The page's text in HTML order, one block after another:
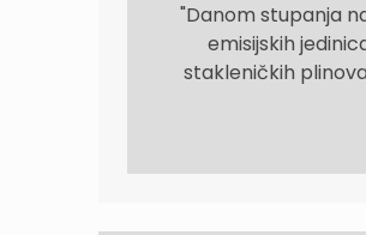
"Danom stupanja
emisijskih
stakleničkih